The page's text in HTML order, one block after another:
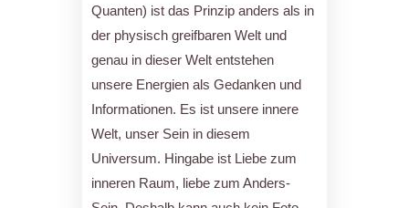
Quanten) ist das Prinzip anders als in
der physisch greifbaren Welt und
genau in dieser Welt entstehen
unsere Energien als Gedanken und
Informationen. Es ist unsere innere
Welt, unser Sein in diesem
Universum. Hingabe ist Liebe zum
inneren Raum, liebe zum Anders-